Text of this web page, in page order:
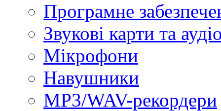
Програмне
Звукові карти та
Мікрофони
Навушники
MP3/WAV-рекордери